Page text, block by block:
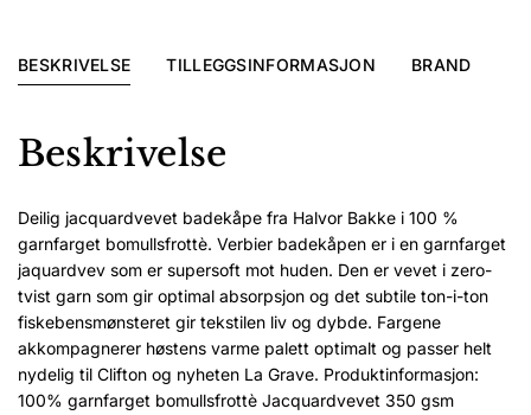
BESKRIVELSE TILLEGGSINFORMASJON BRAND
Beskrivelse
Deilig jacquardvevet badekåpe fra Halvor Bakke i 100 %
garnfarget bomullsfrottè. Verbier badekåpen er i en garnfarget
jaquardvev som er supersoft mot huden. Den er vevet i zero-
tvist garn som gir optimal absorpsjon og det subtile ton-i-ton
fiskebensmønsteret gir tekstilen liv og dybde. Fargene
akkompagnerer høstens varme palett optimalt og passer helt
nydelig til Clifton og nyheten La Grave. Produktinformasjon:
100% garnfarget bomullsfrottè Jacquardvevet 350 gsm